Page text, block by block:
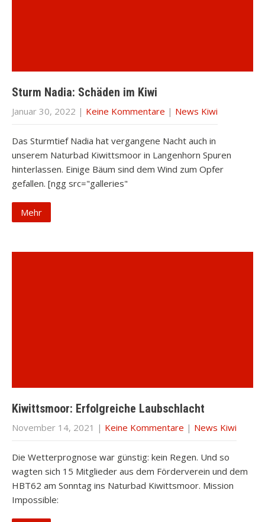
Sturm Nadia: Schäden im Kiwi
Januar 30, 2022 | Keine Kommentare | News Kiwi
Das Sturmtief Nadia hat vergangene Nacht auch in
unserem Naturbad Kiwittsmoor in Langenhorn Spuren
hinterlassen. Einige Bäum sind dem Wind zum Opfer
gefallen. [ngg src="galleries"
Mehr
Kiwittsmoor: Erfolgreiche Laubschlacht
November 14, 2021 | Keine Kommentare | News Kiwi
Die Wetterprognose war günstig: kein Regen. Und so
wagten sich 15 Mitglieder aus dem Förderverein und dem
HBT62 am Sonntag ins Naturbad Kiwittsmoor. Mission
Impossible: